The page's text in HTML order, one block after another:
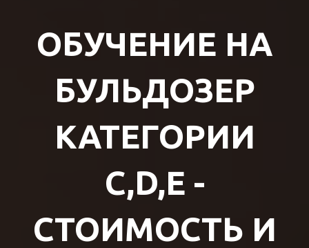
ОБУЧЕНИЕ НА
БУЛЬДОЗЕР
КАТЕГОРИИ
C,D,E -
СТОИМОСТЬ И